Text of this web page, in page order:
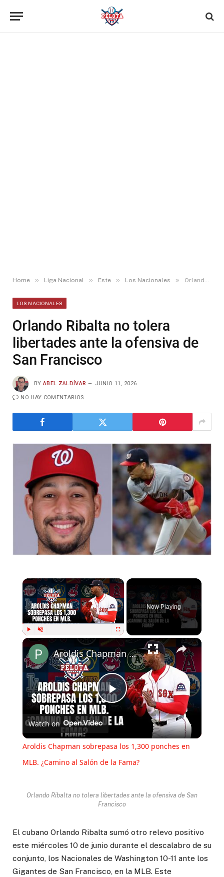
Home » Liga Nacional » Este » Los Nacionales » Orlando Ribalta no tolera libertades ante la ofensiva de San Francisco
LOS NACIONALES
Orlando Ribalta no tolera
libertades ante la ofensiva de
San Francisco
BY ABEL ZALDÍVAR JUNIO 11, 2026
NO HAY COMENTARIOS
Play Fullscreen
Now Playing
Play
Video
Aroldis Chapman sobrepasa los 1,300 ponches en MLB. ¿Camino al Salón de la Fama?
Watch on
Aroldis Chapman sobrepasa los 1,300 ponches en
MLB. ¿Camino al Salón de la Fama?
Orlando Ribalta no tolera libertades ante la ofensiva de San
Francisco
El cubano Orlando Ribalta sumó otro relevo positivo
este miércoles 10 de junio durante el descalabro de su
conjunto, los Nacionales de Washington 10-11 ante los
Gigantes de San Francisco, en la MLB. Este